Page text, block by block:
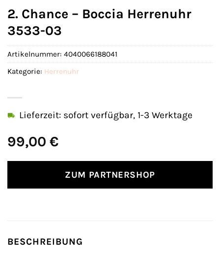
2. Chance – Boccia Herrenuhr
3533-03
99,00 €
Lieferzeit: sofort verfügbar, 1-3 Werktage
ZUM PARTNERSHOP
Artikelnummer: 4040066188041
Kategorie: Herrenuhr
BESCHREIBUNG